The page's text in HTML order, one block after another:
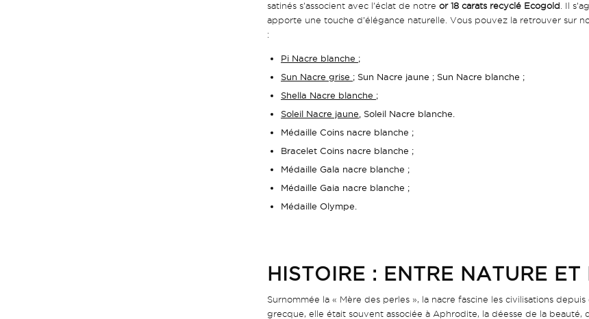
satinés s’associent avec l’éclat de notre or 18 carats recyclé Ecogold . Il
apporte une touche d’élégance naturelle. Vous pouvez la retrouver sur
:
Pi Nacre blanche ;
Sun Nacre grise ; Sun Nacre jaune ; Sun Nacre blanche ;
Shella Nacre blanche ;
Soleil Nacre jaune , Soleil Nacre blanche
Médaille Coins nacre blanche ;
Bracelet Coins nacre blanche ;
Médaille Gala nacre blanche ;
Médaille Gaia nacre blanche ;
Médaille Olympe.
HISTOIRE : ENTRE NATURE ET
Surnommée la « Mère des perles », la nacre fascine les civilisations
grecque, elle était souvent associée à Aphrodite, la déesse de la beauté,